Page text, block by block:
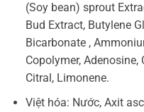
(Soy bean) sprout
Bud Extract, Butylene
Bicarbonate ,
Copolymer,
Citral, Limonene.
Việt hóa: Nước, Axit